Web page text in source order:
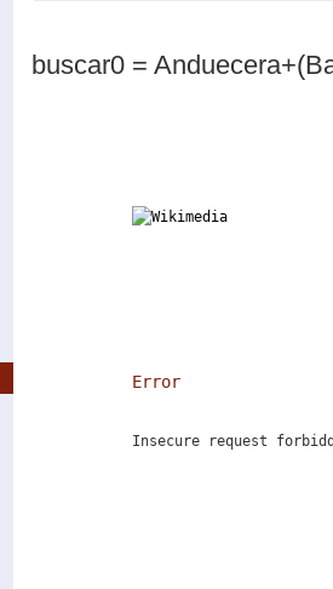
buscar0 =
Error
Insecure request